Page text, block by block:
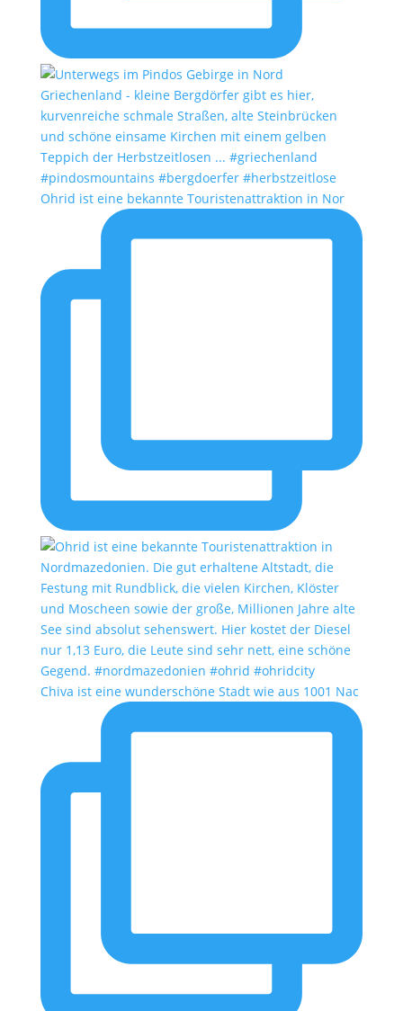
Ohrid ist eine bekannte Touristenattraktion in Nor
Chiva ist eine wunderschöne Stadt wie aus 1001 Nac